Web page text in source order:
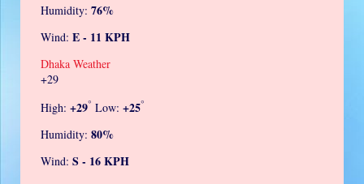
Humidity: 76%
Wind: E - 11 KPH
Dhaka Weather
+29
High: +29° Low: +25°
Humidity: 80%
Wind: S - 16 KPH